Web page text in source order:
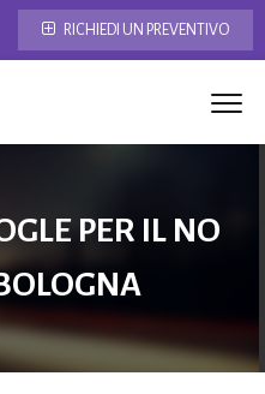
RICHIEDI UN PREVENTIVO
PER IL NO